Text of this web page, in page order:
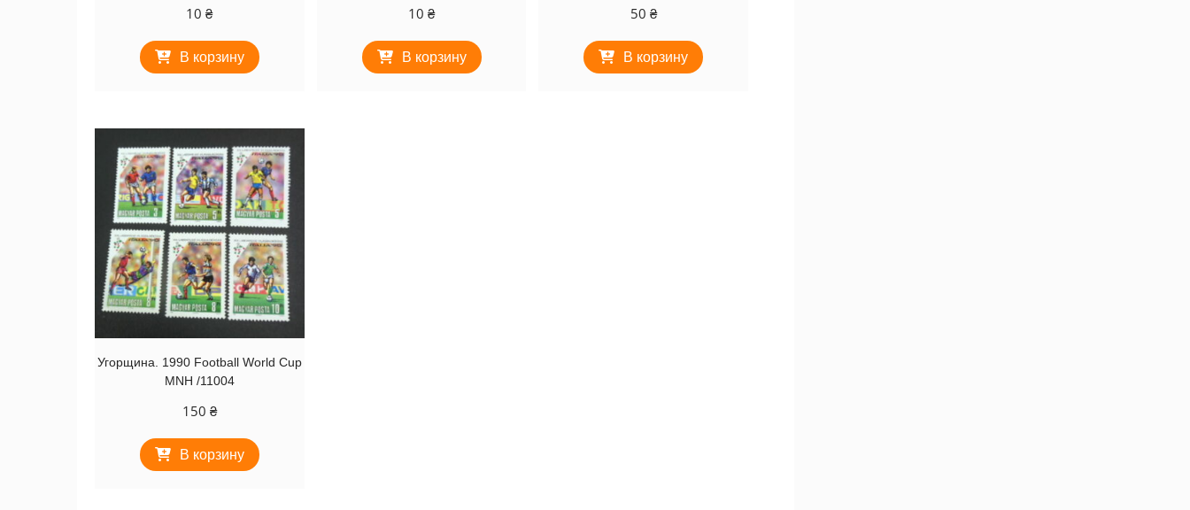
10₴
В корзину
10 ₴
В корзину
50 ₴
В корзину
Угорщина. 1990 Football World Cup
MNH /11004
150 ₴
В корзину